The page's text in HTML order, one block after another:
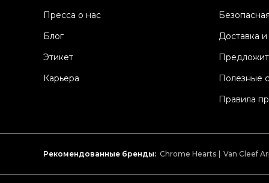
Пресса о нас
Блог
Этикет
Карьера
Доставка и
Полезные
Правила
Рекомендованные бренды: Chrome Hearts Van Cleef